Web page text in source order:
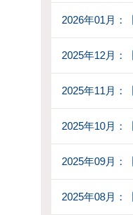
2026年01月：
2025年12月：
2025年11月：
2025年10月：
2025年09月：
2025年08月：